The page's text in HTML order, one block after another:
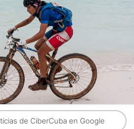
de CiberCuba en Google